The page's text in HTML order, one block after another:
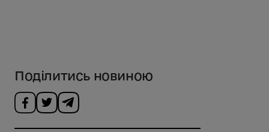
Поділитись новиною